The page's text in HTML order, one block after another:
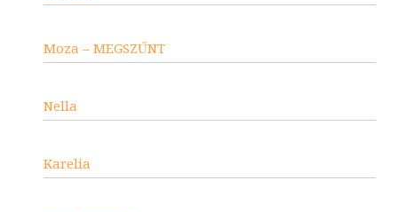
Moza – MEGSZŰNT
Nella
Karelia